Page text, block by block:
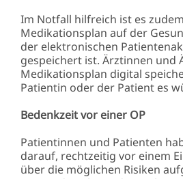
Im Notfall hilfreich ist es
Medikationsplan auf der
der elektronischen
gespeichert ist. Ärztinnen und
Medikationsplan digital
Patientin oder der Patient es
Bedenkzeit vor einer OP
Patientinnen und Patienten
darauf, rechtzeitig vor einem
über die möglichen Risiken